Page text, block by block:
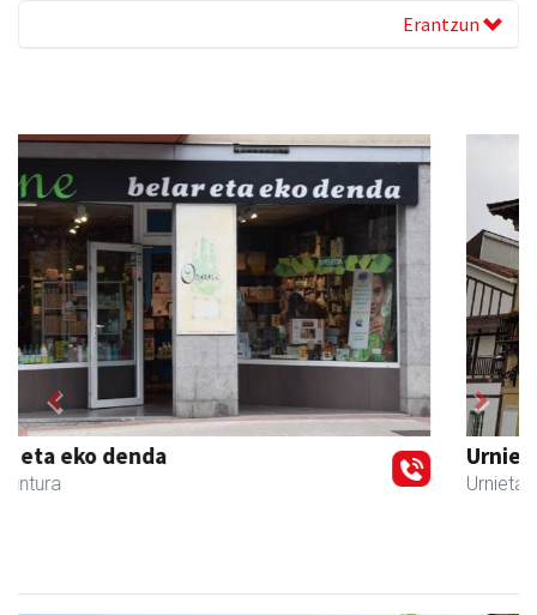
Erantzun
Urnietako Udala
Urnieta
Previous Next